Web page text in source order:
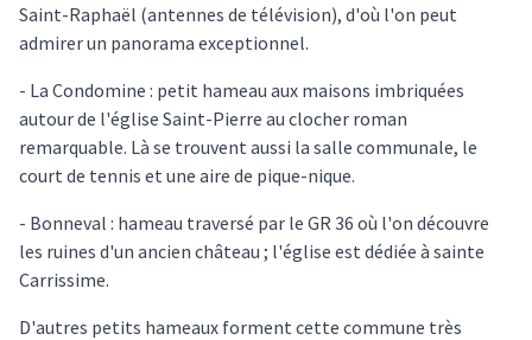
Saint-Raphaël (antennes de télévision), d'où l'on peut
admirer un panorama exceptionnel.
- La Condomine : petit hameau aux maisons imbriquées
autour de l'église Saint-Pierre au clocher roman
remarquable. Là se trouvent aussi la salle communale, le
court de tennis et une aire de pique-nique.
- Bonneval : hameau traversé par le GR 36 où l'on découvre
les ruines d'un ancien château ; l'église est dédiée à sainte
Carrissime.
D'autres petits hameaux forment cette commune très